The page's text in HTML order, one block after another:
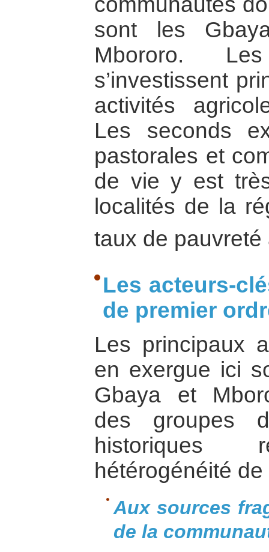
sont les
Mbororo.
s’investissent
activités
Les seconds
pastorales et
de vie y est
localités de la
taux de
Les acteurs-
de premier
Les principaux
en exergue ici
Gbaya et
des groupes
historiques
hétérogénéité
Aux sources
de la